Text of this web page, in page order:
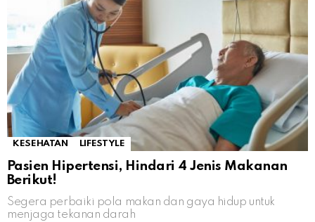
KESEHATAN LIFESTYLE
Pasien Hipertensi, Hindari 4 Jenis Makanan
Berikut!
Segera perbaiki pola makan dan gaya hidup untuk
menjaga tekanan darah